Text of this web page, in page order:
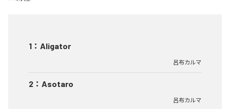
1 ： Aligator
呂布カルマ
2 ： Asotaro
呂布カルマ